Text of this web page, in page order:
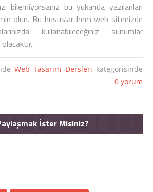
bilemiyorsanız bu yukarıda yazılanları
olun. Bu hususlar hem web sitenizde
kullanabileceğiniz sunumlar
olacaktır.
Web Tasarım Dersleri kategorisinde
0 yorum
İster Misiniz?